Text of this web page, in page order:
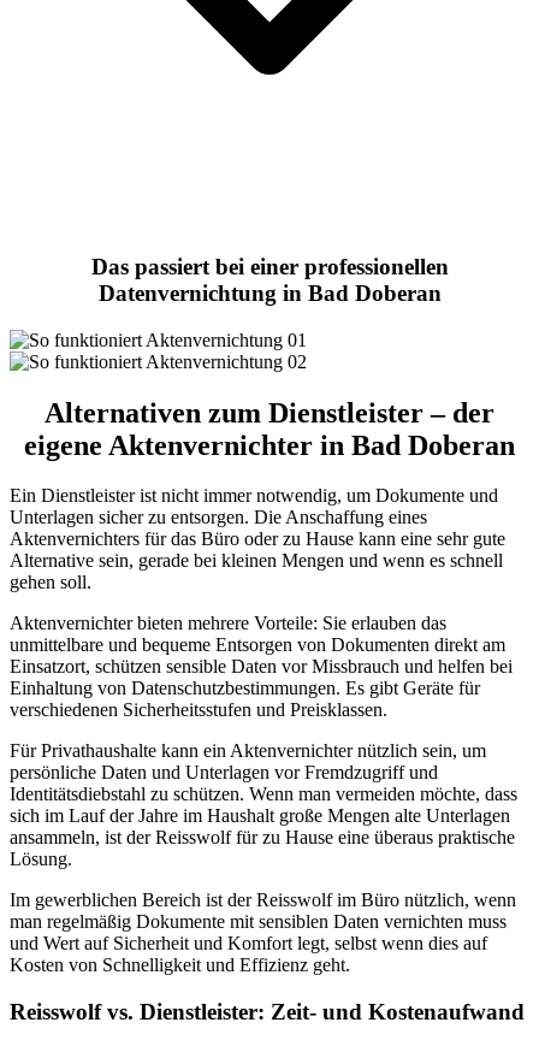
Das passiert bei einer professionellen
Datenvernichtung in Bad Doberan
Alternativen zum Dienstleister – der
eigene Aktenvernichter in Bad Doberan
Ein Dienstleister ist nicht immer notwendig, um Dokumente und
Unterlagen sicher zu entsorgen. Die Anschaffung eines
Aktenvernichters für das Büro oder zu Hause kann eine sehr gute
Alternative sein, gerade bei kleinen Mengen und wenn es schnell
gehen soll.
Aktenvernichter bieten mehrere Vorteile: Sie erlauben das
unmittelbare und bequeme Entsorgen von Dokumenten direkt am
Einsatzort, schützen sensible Daten vor Missbrauch und helfen bei
Einhaltung von Datenschutzbestimmungen. Es gibt Geräte für
verschiedenen Sicherheitsstufen und Preisklassen.
Für Privathaushalte kann ein Aktenvernichter nützlich sein, um
persönliche Daten und Unterlagen vor Fremdzugriff und
Identitätsdiebstahl zu schützen. Wenn man vermeiden möchte, dass
sich im Lauf der Jahre im Haushalt große Mengen alte Unterlagen
ansammeln, ist der Reisswolf für zu Hause eine überaus praktische
Lösung.
Im gewerblichen Bereich ist der Reisswolf im Büro nützlich, wenn
man regelmäßig Dokumente mit sensiblen Daten vernichten muss
und Wert auf Sicherheit und Komfort legt, selbst wenn dies auf
Kosten von Schnelligkeit und Effizienz geht.
Reisswolf vs. Dienstleister: Zeit- und Kostenaufwand